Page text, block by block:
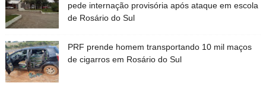
pede internação provisória após ataque em escola
de Rosário do Sul
PRF prende homem transportando 10 mil maços
de cigarros em Rosário do Sul